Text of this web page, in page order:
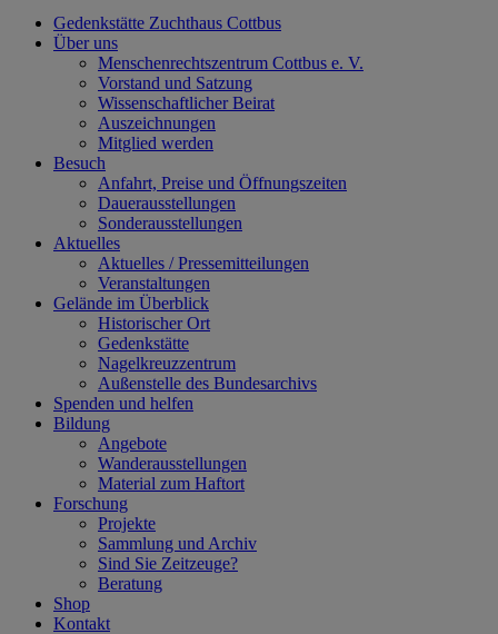
Gedenkstätte Zuchthaus Cottbus
Über uns
Menschenrechtszentrum Cottbus e. V.
Vorstand und Satzung
Wissenschaftlicher Beirat
Auszeichnungen
Mitglied werden
Besuch
Anfahrt, Preise und Öffnungszeiten
Dauerausstellungen
Sonderausstellungen
Aktuelles
Aktuelles / Pressemitteilungen
Veranstaltungen
Gelände im Überblick
Historischer Ort
Gedenkstätte
Nagelkreuzzentrum
Außenstelle des Bundesarchivs
Spenden und helfen
Bildung
Angebote
Wanderausstellungen
Material zum Haftort
Forschung
Projekte
Sammlung und Archiv
Sind Sie Zeitzeuge?
Beratung
Shop
Kontakt